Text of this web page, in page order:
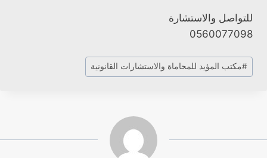
للتواصل والاستشارة
0560077098
وسوم
المقال:
#مكتب المؤيد للمحاماة والاستشارات القانونية